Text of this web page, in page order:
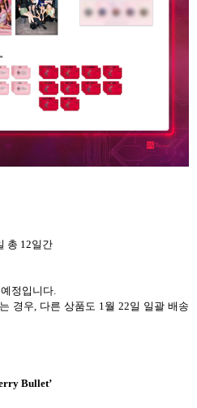
총 12일간
정입니다
경우 다른 상품도 1 월 22일 일괄 배송
Bullet’